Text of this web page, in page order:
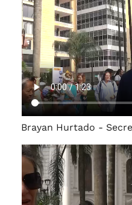
Brayan Hurtado -